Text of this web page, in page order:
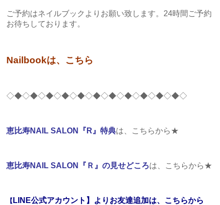
ご予約はネイルブックよりお願い致します。24時間ご予約
お待ちしております。
Nailbookは、こちら
◇◆◇◆◇◆◇◆◇◆◇◆◇◆◇◆◇◆◇◆◇◆◇
恵比寿NAIL SALON『R』特典は、こちらから★
恵比寿NAIL SALON『Ｒ』の見せどころは、こちらから★
【 LINE公式アカウント】よりお友達追加は、こちらから